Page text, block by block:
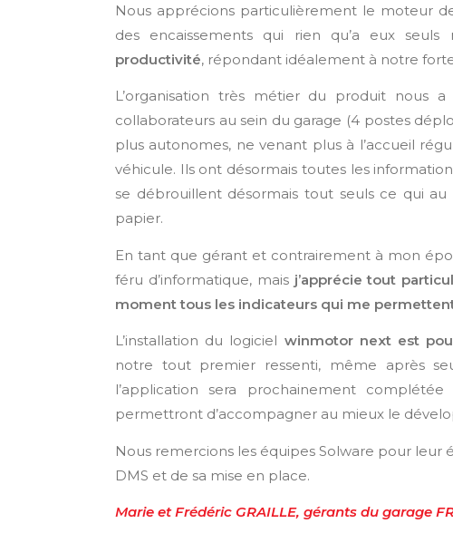
Nous apprécions particulièrement le moteur
des encaissements qui rien qu’a eux
productivité, répondant idéalement à notre forte
L’organisation très métier du produit nous
collaborateurs au sein du garage (4 postes
plus autonomes, ne venant plus à l’accueil
véhicule. Ils ont désormais toutes les
se débrouillent désormais tout seuls ce qui
papier.
En tant que gérant et contrairement à mon
féru d’informatique, maisj’apprécie tout
moment tous les indicateurs qui me
L’installation du logiciel winmotor next est
notre tout premier ressenti, même après
l’application sera prochainement
permettront d’accompagner au mieux le
Nous remercions les équipes Solware pour
DMS et de sa mise en place.
Marie et Frédéric GRAILLE, gérants du garage